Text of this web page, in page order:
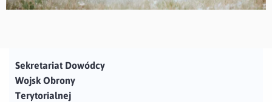
Sekretariat Dowódcy
Wojsk Obrony
Terytorialnej